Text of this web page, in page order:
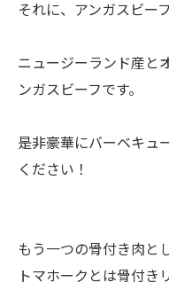
それに、アンガスビー
ニュージーランド産と
ンガスビーフです。
是非豪華にバーベキュ
ください！
もう一つの骨付き肉と
トマホークとは骨付き